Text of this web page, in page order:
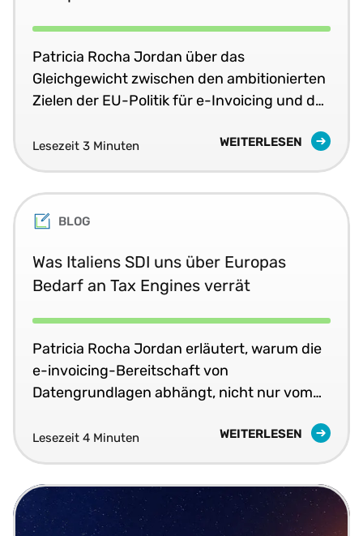
Patricia Rocha Jordan über das
Gleichgewicht zwischen den ambitionierten
Zielen der EU-Politik für e-Invoicing und der
Geschäftswert.
Lesezeit 3 Minuten WEITERLESEN
BLOG
Was Italiens SDI uns über Europas
Bedarf an Tax Engines verrät
Patricia Rocha Jordan erläutert, warum die
e-invoicing-Bereitschaft von
Datengrundlagen abhängt, nicht nur vom
Lesezeit 4 Minuten WEITERLESEN